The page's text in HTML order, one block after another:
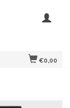
€0,00